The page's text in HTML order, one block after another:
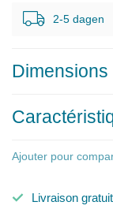
2-5 dagen
Dimensions
Ajouter pour
Livraison